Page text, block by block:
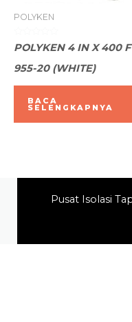
POLYKEN
Dinilai
0
5
POLYKEN 4 IN X 400
955-20 (WHITE)
BACA
SELENGKAPNYA
Pusat Isolasi